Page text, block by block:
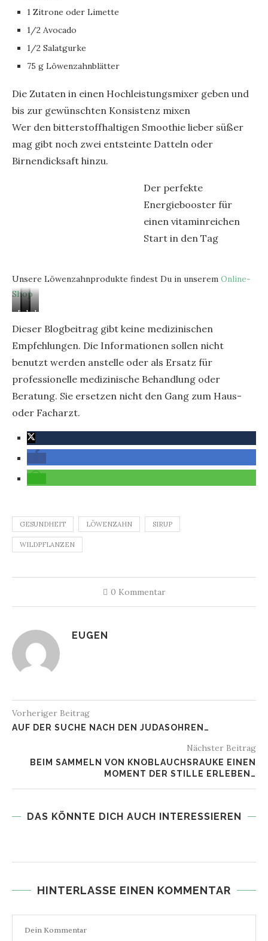
1 Zitrone oder Limette
1/2 Avocado
1/2 Salatgurke
75 g Löwenzahnblätter
Die Zutaten in einen Hochleistungsmixer geben und
bis zur gewünschten Konsistenz mixen
Wer den bitterstoffhaltigen Smoothie lieber süßer
mag gibt noch zwei entsteinte Datteln oder
Birnendicksaft hinzu.
Der perfekte
Energiebooster für
einen vitaminreichen
Start in den Tag
Unsere Löwenzahnprodukte findest Du in unserem Online-
Shop
Blüte
für
wird
abgezupft
Nur
Blütenblätter
werden
verwendet
Löwenzahnblüten
Löwenzahn
Likörr
Dieser Blogbeitrag gibt keine medizinischen
Empfehlungen. Die Informationen sollen nicht
benutzt werden anstelle oder als Ersatz für
professionelle medizinische Behandlung oder
Beratung. Sie ersetzen nicht den Gang zum Haus-
oder Facharzt.
GESUNDHEIT LÖWENZAHN SIRUP
WILDPFLANZEN
0 Kommentar
EUGEN
Vorheriger Beitrag
AUF DER SUCHE NACH DEN JUDASOHREN…
Nächster Beitrag
BEIM SAMMELN VON KNOBLAUCHSRAUKE EINEN
MOMENT DER STILLE ERLEBEN…
DAS KÖNNTE DICH AUCH INTERESSIEREN
HINTERLASSE EINEN KOMMENTAR